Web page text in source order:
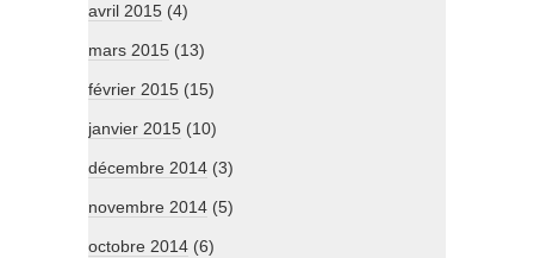
avril 2015 (4)
mars 2015 (13)
février 2015 (15)
janvier 2015 (10)
décembre 2014 (3)
novembre 2014 (5)
octobre 2014 (6)